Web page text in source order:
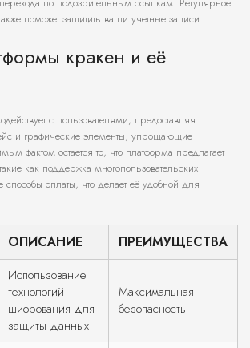
поможет защитить ваши учетные записи.
кракен и её
с пользователями, предоставляя
и графические элементы, упрощающие
фактом остается то, что платформа предлагает
как поддержка многопользовательских
оплаты, что делает её удобной для
ОПИСАНИЕ ПРЕИМУЩЕСТВА
Использование
технологий
шифрования для
защиты данных
Максимальная
безопасность